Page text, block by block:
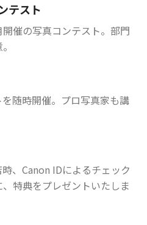
テスト
催の写真コンテスト。部門
随時開催。プロ写真家も講
、Canon IDによるチェック
特典をプレゼントいたしま